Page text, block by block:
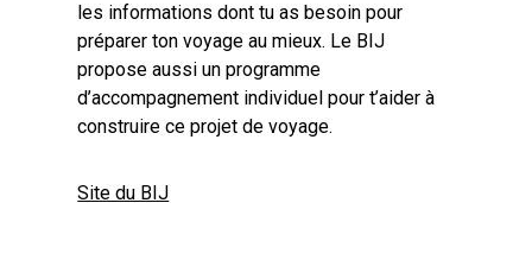
les informations dont tu as besoin pour
préparer ton voyage au mieux. Le BIJ
propose aussi un programme
d’accompagnement individuel pour t’aider à
construire ce projet de voyage.
Site du BIJ